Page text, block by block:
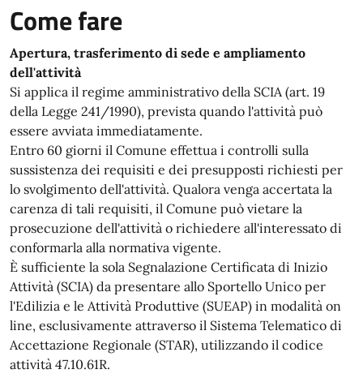
Come fare
Apertura, trasferimento di sede e ampliamento
dell'attività
Si applica il regime amministrativo della SCIA (art. 19
della Legge 241/1990), prevista quando l'attività può
essere avviata immediatamente.
Entro 60 giorni il Comune effettua i controlli sulla
sussistenza dei requisiti e dei presupposti richiesti per
lo svolgimento dell'attività. Qualora venga accertata la
carenza di tali requisiti, il Comune può vietare la
prosecuzione dell'attività o richiedere all'interessato di
conformarla alla normativa vigente.
È sufficiente la sola Segnalazione Certificata di Inizio
Attività (SCIA) da presentare allo Sportello Unico per
l'Edilizia e le Attività Produttive (SUEAP) in modalità on
line, esclusivamente attraverso il Sistema Telematico di
Accettazione Regionale (STAR), utilizzando il codice
attività 47.10.61R.